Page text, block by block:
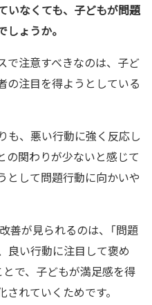
いなくても、子どもが問題
ょうか。
で注意すべきなのは、子ど
の注目を得ようとしている
も、悪い行動に強く反応し
の関わりが少ないと感じて
として問題行動に向かいや
善が見られるのは、「問題
良い行動に注目して褒め
とで、子どもが満足感を得
れていくためです。